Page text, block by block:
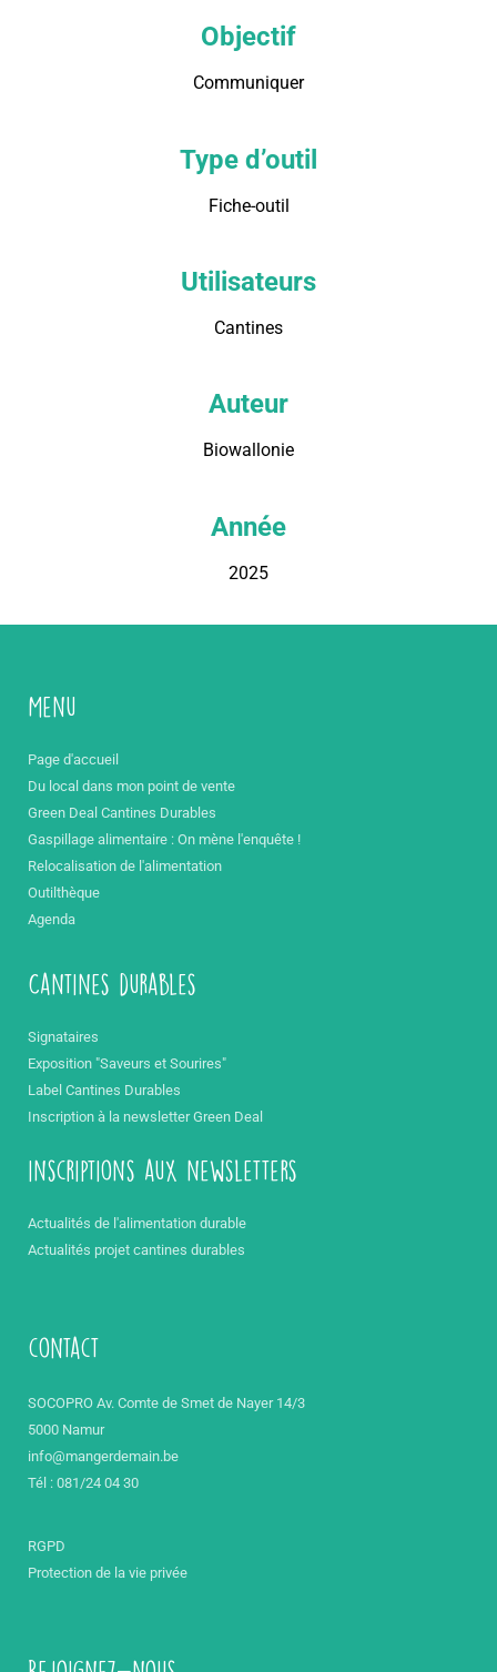
Objectif
Communiquer
Type d’outil
Fiche-outil
Utilisateurs
Cantines
Auteur
Biowallonie
Année
2025
Menu
Page d'accueil
Du local dans mon point de vente
Green Deal Cantines Durables
Gaspillage alimentaire : On mène l'enquête !
Relocalisation de l'alimentation
Outilthèque
Agenda
Cantines durables
Signataires
Exposition "Saveurs et Sourires"
Label Cantines Durables
Inscription à la newsletter Green Deal
inscriptions aux newsletters
Actualités de l'alimentation durable
Actualités projet cantines durables
contact
SOCOPRO Av. Comte de Smet de Nayer 14/3
5000 Namur
info@mangerdemain.be
Tél : 081/24 04 30
RGPD
Protection de la vie privée